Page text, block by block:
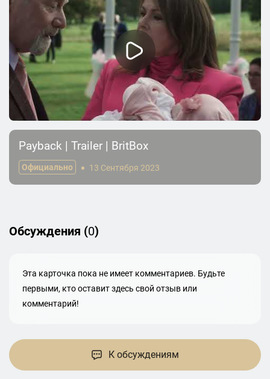
Payback | Trailer | BritBox
Официально 13 Сентября 2023
Обсуждения (0)
Эта карточка пока не имеет комментариев. Будьте
первыми, кто оставит здесь свой отзыв или
комментарий!
К обсуждениям